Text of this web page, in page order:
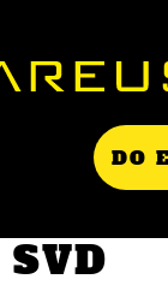
DO
SVD